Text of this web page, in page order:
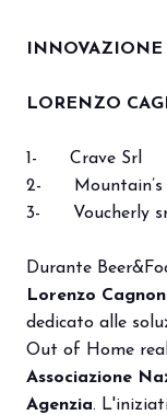
INNOVAZIONE
LORENZO
1- Crave Srl
2- Mountain’s
3- Voucherly
Durante
Lorenzo
dedicato alle
Out of Home
Associazione
Agenzia.